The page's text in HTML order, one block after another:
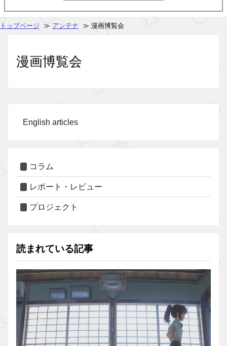
トップページ ≫ アンテナ ≫ 漫画博覧会
漫画博覧会
English articles
コラム
レポート・レビュー
プロジェクト
読まれている記事